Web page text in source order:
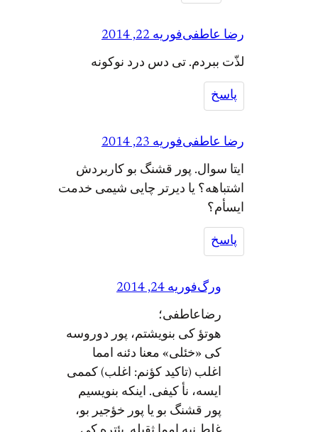
رضا عاطفیفوریه 22, 2014
لذّت ببردم. تی دس درد نوکونه
پاسخ
رضا عاطفیفوریه 23, 2014
ایتا سوال. پور قشنگ بو کاربردش
اشتباهه؟ یا دیرتر چایی شیمی خدمت
ایسأم؟
پاسخ
ورگفوریه 24, 2014
رضاعاطفی؛
هوتؤ کی بنویشتم، پور دوروسه
کی «خئلی» معنا دئنه امما
اغلب (تاکید کؤنم: اغلب) کممی
ایسه، نأ کیفی. اینکه بنویسیم
پور قشنگ بو یا پور خؤجیر بو،